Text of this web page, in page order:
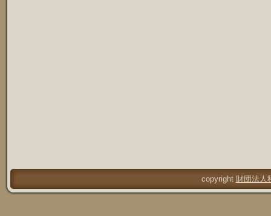
copyright 財団法人